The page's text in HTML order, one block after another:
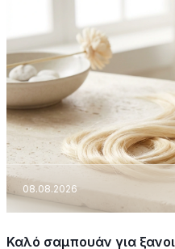
08.08.2026
Καλό σαμπουάν για